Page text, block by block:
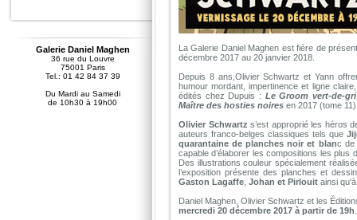
La Galerie Daniel Maghen est fière de
décembre 2017 au 20 janvier 2018.
Depuis 8 ans,Olivier Schwartz et Yann
humour mordant, impertinence et ligne
édités chez Dupuis : Le Groom vert-de-
Maître des hosties noires en 2017 (tome
Olivier Schwartz s’est approprié les héros
auteurs franco-belges classiques tels que
quarantaine de planches noir et blanc de
capable d’élaborer les compositions les
Des illustrations couleur spécialement
l’exposition présente des planches et
Gaston Lagaffe Johan et Pirlouit ainsi
Daniel Maghen, Olivier Schwartz et les
mercredi 20 décembre 2017 à partir de 19h
Galerie Daniel Maghen
36 rue du Louvre
75001 Paris
Tel.: 01 42 84 37 39
Du Mardi au Samedi
de 10h30 à 19h00